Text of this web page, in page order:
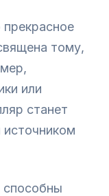
тому,
или
станет